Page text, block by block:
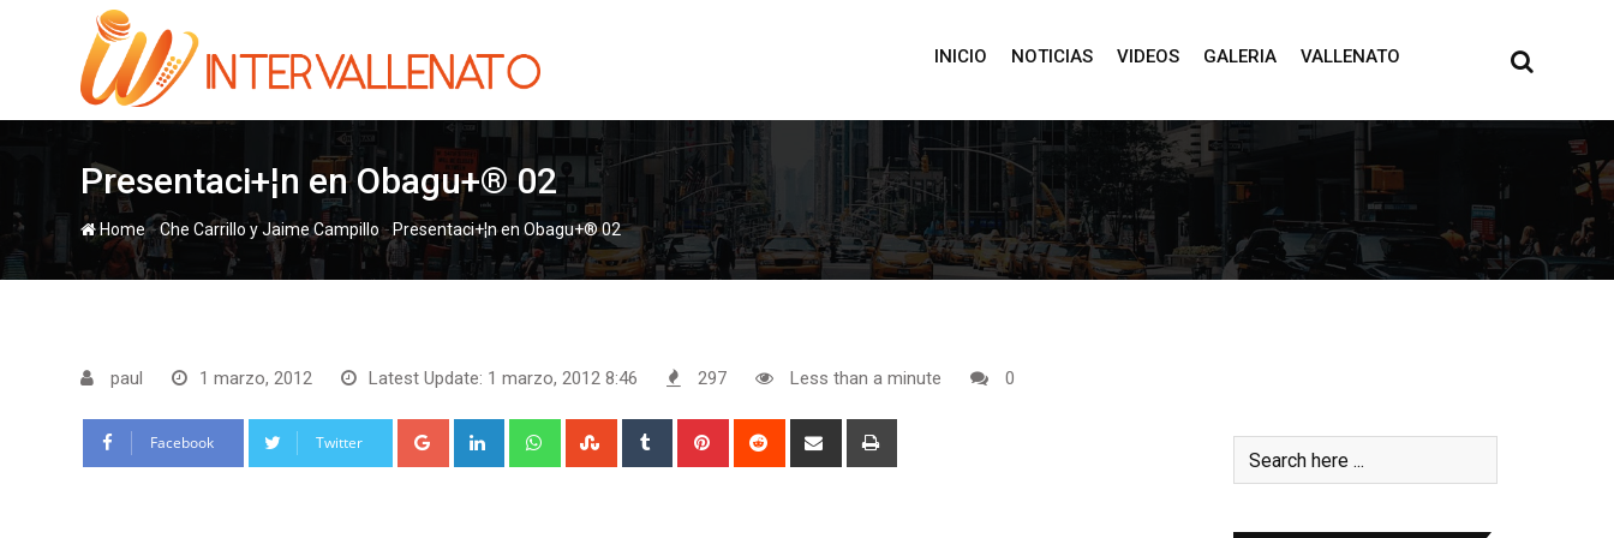
INICIO NOTICIAS VIDEOS GALERIA VALLENATO
Presentaci+¦n en Obagu+® 02
Home- Che Carrillo y Jaime Campillo‏-Presentaci+¦n en Obagu+® 02
paul 1 marzo, 2012 Latest Update: 1 marzo, 2012 8:46 297 Less than a minute 0
Facebook Twitter Google+ LinkedIn WhatsappStumbleUpon
Tumblr Pinterest Reddit
Share